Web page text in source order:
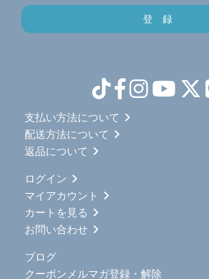
支払い方法について
配送方法について
返品について
ログイン
マイアカウント
カートを見る
お問い合わせ
ブログ
クーポンメルマガ登録・解除